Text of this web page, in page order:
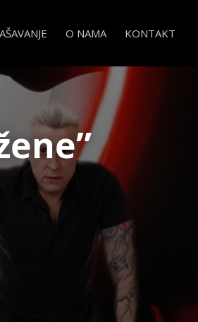
O NAMA KONTAKT